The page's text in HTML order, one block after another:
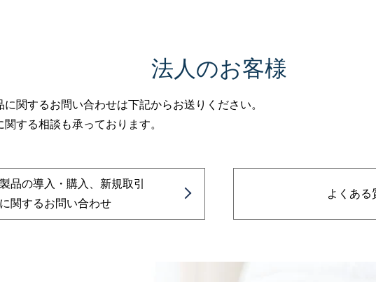
法人のお客様
関するお問い合わせは下記からお送りください。
する相談も承っております。
製品の導入・購入、新規取引
に関するお問い合わせ
よくある